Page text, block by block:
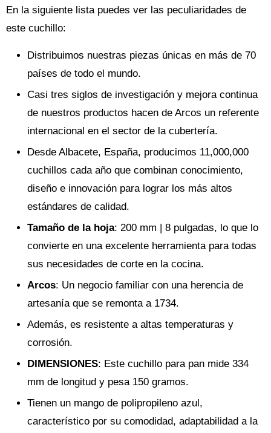
En la siguiente lista puedes ver las peculiaridades de
este cuchillo:
Distribuimos nuestras piezas únicas en más de 70
países de todo el mundo.
Casi tres siglos de investigación y mejora continua
de nuestros productos hacen de Arcos un referente
internacional en el sector de la cubertería.
Desde Albacete, España, producimos 11,000,000
cuchillos cada año que combinan conocimiento,
diseño e innovación para lograr los más altos
estándares de calidad.
Tamaño de la hoja: 200 mm | 8 pulgadas, lo que lo
convierte en una excelente herramienta para todas
sus necesidades de corte en la cocina.
Arcos: Un negocio familiar con una herencia de
artesanía que se remonta a 1734.
Además, es resistente a altas temperaturas y
corrosión.
DIMENSIONES: Este cuchillo para pan mide 334
mm de longitud y pesa 150 gramos.
Tienen un mango de polipropileno azul,
característico por su comodidad, adaptabilidad a la